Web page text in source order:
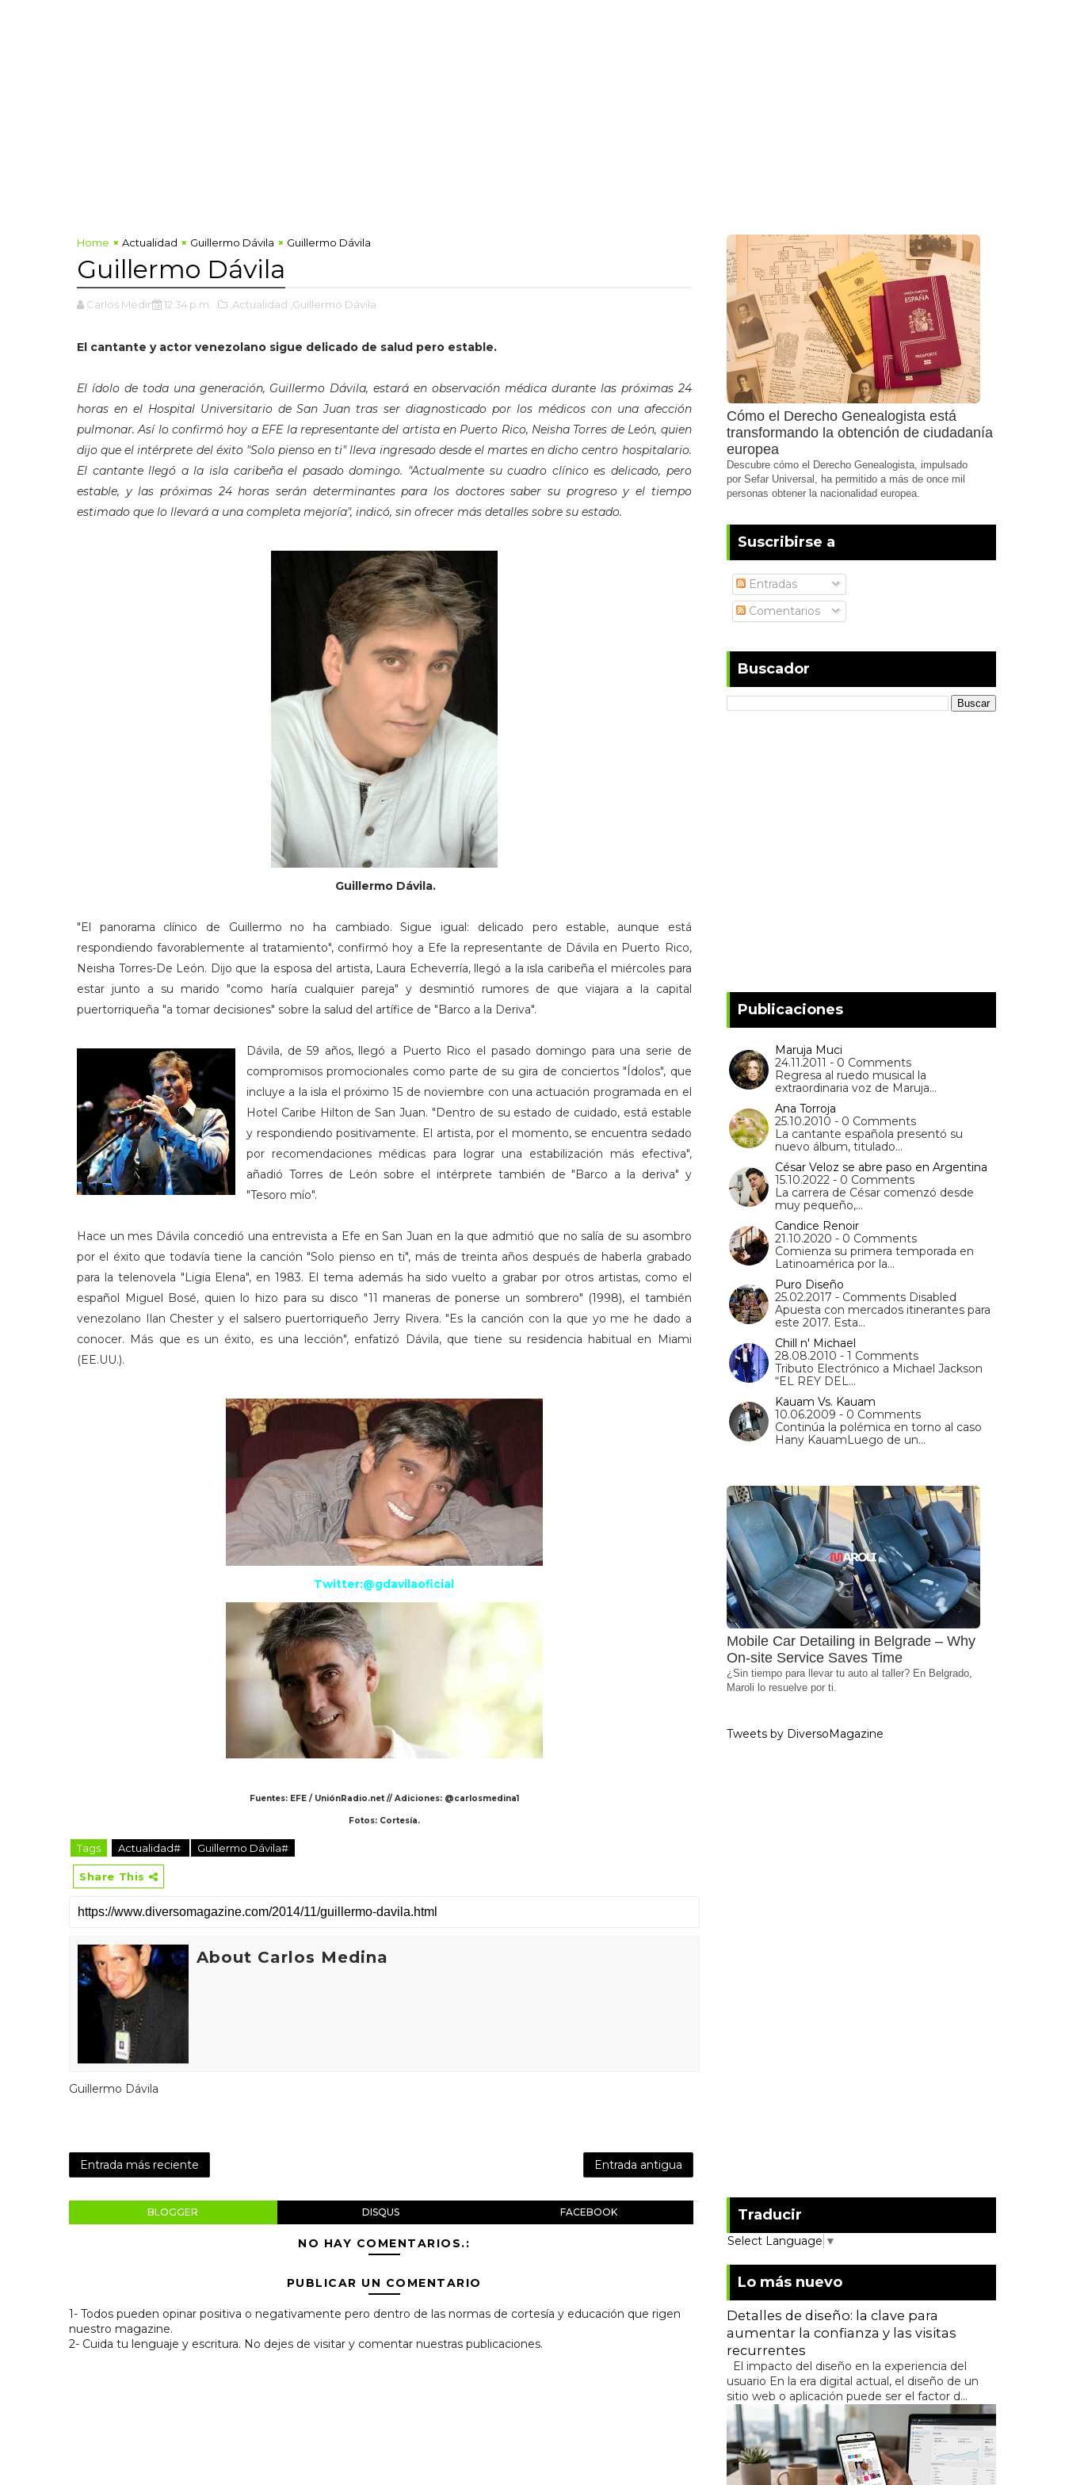
Home Actualidad Guillermo Dávila Guillermo Dávila
Guillermo Dávila
Carlos Medina 12:34 p.m. ,Actualidad ,Guillermo Dávila
El cantante y actor venezolano sigue delicado de salud pero estable.
El ídolo de toda una generación, Guillermo Dávila, estará en observación médica durante las próximas 24
horas en el Hospital Universitario de San Juan tras ser diagnosticado por los médicos con una afección
pulmonar. Así lo confirmó hoy a EFE la representante del artista en Puerto Rico, Neisha Torres de León, quien
dijo que el intérprete del éxito "Solo pienso en ti" lleva ingresado desde el martes en dicho centro hospitalario.
El cantante llegó a la isla caribeña el pasado domingo. "Actualmente su cuadro clínico es delicado, pero
estable, y las próximas 24 horas serán determinantes para los doctores saber su progreso y el tiempo
estimado que lo llevará a una completa mejoría", indicó, sin ofrecer más detalles sobre su estado.
Guillermo Dávila.
"El panorama clínico de Guillermo no ha cambiado. Sigue igual: delicado pero estable, aunque está
respondiendo favorablemente al tratamiento", confirmó hoy a Efe la representante de Dávila en Puerto Rico,
Neisha Torres-De León. Dijo que la esposa del artista, Laura Echeverría, llegó a la isla caribeña el miércoles para
estar junto a su marido "como haría cualquier pareja" y desmintió rumores de que viajara a la capital
puertorriqueña "a tomar decisiones" sobre la salud del artífice de "Barco a la Deriva".
Dávila, de 59 años, llegó a Puerto Rico el pasado domingo para una serie de
compromisos promocionales como parte de su gira de conciertos "Ídolos", que
incluye a la isla el próximo 15 de noviembre con una actuación programada en el
Hotel Caribe Hilton de San Juan. "Dentro de su estado de cuidado, está estable
y respondiendo positivamente. El artista, por el momento, se encuentra sedado
por recomendaciones médicas para lograr una estabilización más efectiva",
añadió Torres de León sobre el intérprete también de "Barco a la deriva" y
"Tesoro mío".
Hace un mes Dávila concedió una entrevista a Efe en San Juan en la que admitió que no salía de su asombro
por el éxito que todavía tiene la canción "Solo pienso en ti", más de treinta años después de haberla grabado
para la telenovela "Ligia Elena", en 1983. El tema además ha sido vuelto a grabar por otros artistas, como el
español Miguel Bosé, quien lo hizo para su disco "11 maneras de ponerse un sombrero" (1998), el también
venezolano Ilan Chester y el salsero puertorriqueño Jerry Rivera. "Es la canción con la que yo me he dado a
conocer. Más que es un éxito, es una lección", enfatizó Dávila, que tiene su residencia habitual en Miami
(EE.UU.).
Twitter:@gdavilaoficial
Fuentes: EFE / UniónRadio.net // Adiciones: @carlosmedina1
Fotos: Cortesía.
Tags Actualidad# Guillermo Dávila#
Share This
About Carlos Medina
Guillermo Dávila
Entrada más reciente Entrada antigua
BLOGGER DISQUS FACEBOOK
NO HAY COMENTARIOS.:
PUBLICAR UN COMENTARIO
1- Todos pueden opinar positiva o negativamente pero dentro de las normas de cortesía y educación que rigen
nuestro magazine.
2- Cuida tu lenguaje y escritura. No dejes de visitar y comentar nuestras publicaciones.
Cómo el Derecho Genealogista está
transformando la obtención de ciudadanía
europea
Descubre cómo el Derecho Genealogista, impulsado
por Sefar Universal, ha permitido a más de once mil
personas obtener la nacionalidad europea.
Suscribirse a
Entradas
Comentarios
Buscador
Publicaciones
Maruja Muci
24.11.2011 - 0 Comments
Regresa al ruedo musical la
extraordinaria voz de Maruja…
Ana Torroja
25.10.2010 - 0 Comments
La cantante española presentó su
nuevo álbum, titulado…
César Veloz se abre paso en Argentina
15.10.2022 - 0 Comments
La carrera de César comenzó desde
muy pequeño,…
Candice Renoir
21.10.2020 - 0 Comments
Comienza su primera temporada en
Latinoamérica por la…
Puro Diseño
25.02.2017 - Comments Disabled
Apuesta con mercados itinerantes para
este 2017. Esta…
Chill n' Michael
28.08.2010 - 1 Comments
Tributo Electrónico a Michael Jackson
“EL REY DEL…
Kauam Vs. Kauam
10.06.2009 - 0 Comments
Continúa la polémica en torno al caso
Hany KauamLuego de un…
Mobile Car Detailing in Belgrade – Why
On-site Service Saves Time
¿Sin tiempo para llevar tu auto al taller? En Belgrado,
Maroli lo resuelve por ti.
Tweets by DiversoMagazine
Traducir
Select Language ▼
Lo más nuevo
Detalles de diseño: la clave para
aumentar la confianza y las visitas
recurrentes
El impacto del diseño en la experiencia del
usuario En la era digital actual, el diseño de un
sitio web o aplicación puede ser el factor d...